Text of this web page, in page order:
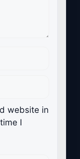
website in
I